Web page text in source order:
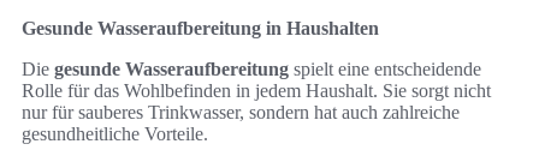
Gesunde Wasseraufbereitung in Haushalten
Die gesunde Wasseraufbereitung spielt eine entscheidende
Rolle für das Wohlbefinden in jedem Haushalt. Sie sorgt nicht
nur für sauberes Trinkwasser, sondern hat auch zahlreiche
gesundheitliche Vorteile.